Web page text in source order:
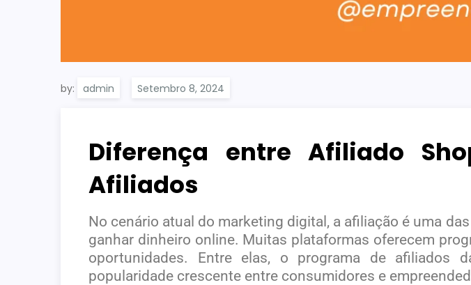
by: admin
Diferença entre Afiliado
Afiliados
No cenário atual do marketing digital, a afiliação é uma
ganhar dinheiro online. Muitas plataformas oferecem
oportunidades. Entre elas, o programa de afiliados
popularidade crescente entre consumidores e